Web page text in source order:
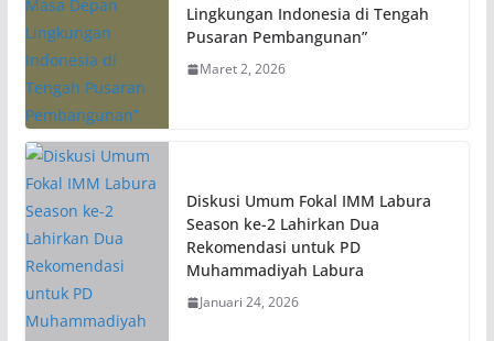
Lingkungan Indonesia di Tengah
Pusaran Pembangunan”
Maret 2, 2026
Diskusi Umum Fokal IMM Labura
Season ke-2 Lahirkan Dua
Rekomendasi untuk PD
Muhammadiyah Labura
Januari 24, 2026